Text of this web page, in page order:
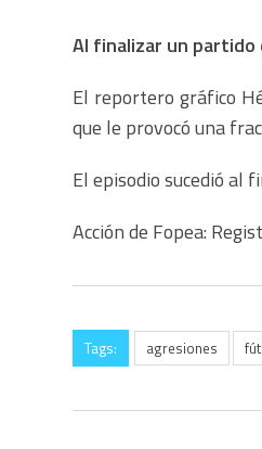
Al finalizar un partido
El reportero gráfico
que le provocó una
El episodio sucedió al
Acción de Fopea:
Tags: agresiones